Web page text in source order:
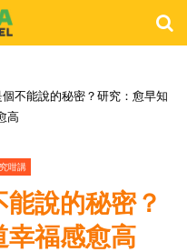
不能說的秘密？研究：愈早知
高
咁講
說的秘密？
幸福感愈高